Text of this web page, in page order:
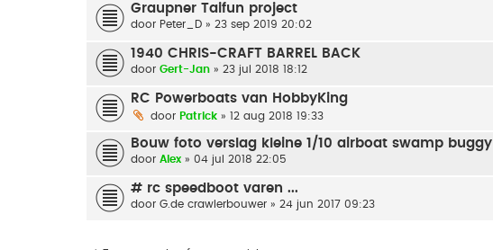
Graupner Taifun project
door Peter_D » 23 sep 2019 20:02
1940 CHRIS-CRAFT BARREL BACK
door Gert-Jan » 23 jul 2018 18:12
RC Powerboats van HobbyKing
door Patrick » 12 aug 2018 19:33
Bouw foto verslag kleine 1/10 airboat swamp buggy
door Alex » 04 jul 2018 22:05
# rc speedboot varen ...
door G.de crawlerbouwer » 24 jun 2017 09:23